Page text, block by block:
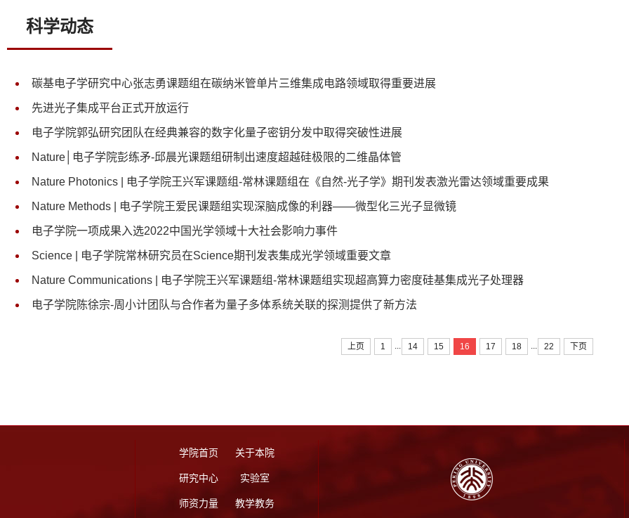
科学动态
碳基电子学研究中心张志勇课题组在碳纳米管单片三维集成电路领域取得重要进展
先进光子集成平台正式开放运行
电子学院郭弘研究团队在经典兼容的数字化量子密钥分发中取得突破性进展
Nature│电子学院彭练矛-邱晨光课题组研制出速度超越硅极限的二维晶体管
Nature Photonics | 电子学院王兴军课题组-常林课题组在《自然-光子学》期刊发表激光雷达领域重要成果
Nature Methods | 电子学院王爱民课题组实现深脑成像的利器——微型化三光子显微镜
电子学院一项成果入选2022中国光学领域十大社会影响力事件
Science | 电子学院常林研究员在Science期刊发表集成光学领域重要文章
Nature Communications | 电子学院王兴军课题组-常林课题组实现超高算力密度硅基集成光子处理器
电子学院陈徐宗-周小计团队与合作者为量子多体系统关联的探测提供了新方法
上页 1 ... 14 15 16 17 18 ... 22 下页
学院首页 关于本院
研究中心 实验室
师资力量 教学教务